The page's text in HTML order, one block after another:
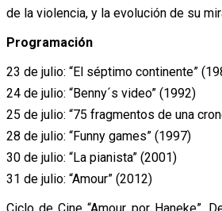
de la violencia, y la evolución de su
Programación
23 de julio: “El séptimo continente”
24 de julio: “Benny´s video” (1992)
25 de julio: “75 fragmentos de una
28 de julio: “Funny games” (1997)
30 de julio: “La pianista” (2001)
31 de julio: “Amour” (2012)
Ciclo de Cine “Amour por Haneke”.